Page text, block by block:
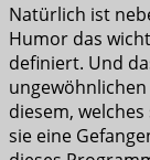
Natürlich ist
Humor das
definiert. Und
diesem,
sie eine